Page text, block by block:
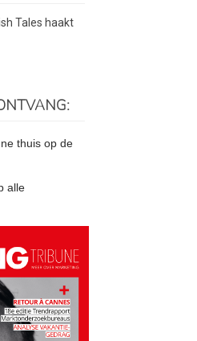
Tales haakt
thuis op de
alle